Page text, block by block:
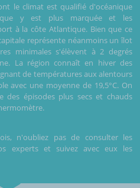
le climat est qualifié d'océanique
y est plus marquée et les
à la côte Atlantique. Bien que ce
représente néanmoins un îlot
minimales s'élèvent à 2 degrés
La région connaît en hiver des
de températures aux alentours
avec une moyenne de 19,5°C. On
des épisodes plus secs et chauds
n'oubliez pas de consulter les
experts et suivez avec eux les